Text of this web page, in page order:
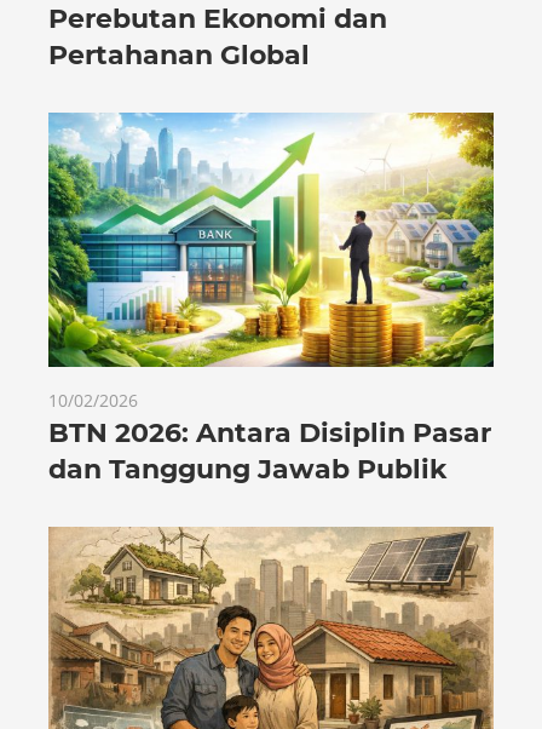
Perebutan Ekonomi dan
Pertahanan Global
10/02/2026
BTN 2026: Antara Disiplin Pasar
dan Tanggung Jawab Publik